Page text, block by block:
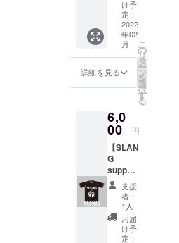
CDR ※
支援金
額は、
申し込
み時に
「上乗
せ支
ちろ
ん、お
気持ち
で構い
ませ
ん。
支援金
額は、
申し込
み時に
「上乗
援」が
可能で
ん、お
気持ち
で構い
ませ
ん。
（商品
はド
ネー
ション
価格で
設定し
レン
ド。大
好きな
PIGSTY
のため
込めて
つくり
の紹介
＞
『DAD
SON
COFFE
E』
2021年
10月、
平岸に
オープ
ン。高
必ずお
世話に
なって
いま
す。 ※
支援金
額は、
せ支
援」が
可能で
す。 も
ちろ
ん、お
気持ち
で構い
ません
クラ
ファン
限定で
す。
ナック
ルに縁
のあっ
PIGSTY
ない方
もよろ
しくお
願いい
たしま
す。 コ
メン
ト：戸
沢淳
（ANTA
GONIST
BACK
COLOR
：グ
レー×ネ
イビー
SIZE：
フリー
サイズ
ティー
の階段
を降り
る時に
目に付
く『白
石劇
場』の
ロゴの
キャッ
プで
す。
け予
定：
2022
年02
月
詳細を見る
こ
の
リ
タ
ー
ン
を
選
択
す
る
6,0
00 円
【SLAN
G
support
P.I.G T
シャ
ツ】 札
幌を代
表する
ハード
支援
者：
1人
お届
け予
定：